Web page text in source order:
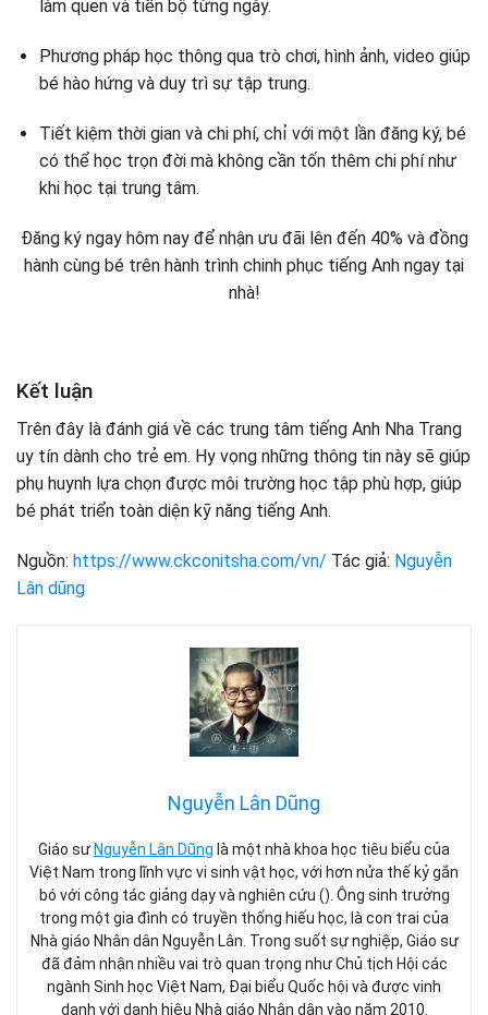
làm quen và tiến bộ từng ngày.
Phương pháp học thông qua trò chơi, hình ảnh, video giúp
bé hào hứng và duy trì sự tập trung.
Tiết kiệm thời gian và chi phí, chỉ với một lần đăng ký, bé
có thể học trọn đời mà không cần tốn thêm chi phí như
khi học tại trung tâm.
Đăng ký ngay hôm nay để nhận ưu đãi lên đến 40% và đồng
hành cùng bé trên hành trình chinh phục tiếng Anh ngay tại
nhà!
Kết luận
Trên đây là đánh giá về các trung tâm tiếng Anh Nha Trang
uy tín dành cho trẻ em. Hy vọng những thông tin này sẽ giúp
phụ huynh lựa chọn được môi trường học tập phù hợp, giúp
bé phát triển toàn diện kỹ năng tiếng Anh.
Nguồn: https://www.ckconitsha.com/vn/ Tác giả: Nguyễn
Lân dũng
Nguyễn Lân Dũng
Giáo sưNguyễn Lân Dũng là một nhà khoa học tiêu biểu của
Việt Nam trong lĩnh vực vi sinh vật học, với hơn nửa thế kỷ gắn
bó với công tác giảng dạy và nghiên cứu (). Ông sinh trưởng
trong một gia đình có truyền thống hiếu học, là con trai của
Nhà giáo Nhân dân Nguyễn Lân. Trong suốt sự nghiệp, Giáo sư
đã đảm nhận nhiều vai trò quan trọng như Chủ tịch Hội các
ngành Sinh học Việt Nam, Đại biểu Quốc hội và được vinh
danh với danh hiệu Nhà giáo Nhân dân vào năm 2010.